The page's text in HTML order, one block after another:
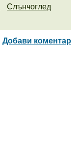
Слънчоглед
Добави коментар